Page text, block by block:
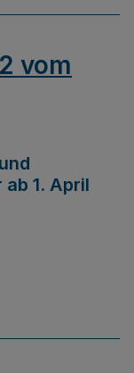
vom
1. April